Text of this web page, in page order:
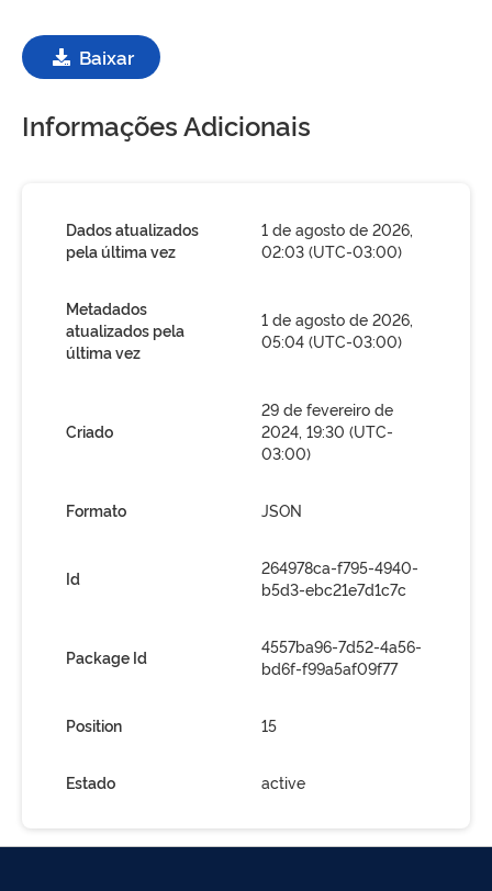
Baixar
Informações Adicionais
Dados atualizados
pela última vez
1 de agosto de 2026,
02:03 (UTC-03:00)
Metadados
atualizados pela
última vez
1 de agosto de 2026,
05:04 (UTC-03:00)
Criado
29 de fevereiro de
2024, 19:30 (UTC-
03:00)
Formato JSON
Id
264978ca-f795-4940-
b5d3-ebc21e7d1c7c
Package Id
4557ba96-7d52-4a56-
bd6f-f99a5af09f77
Position 15
Estado active